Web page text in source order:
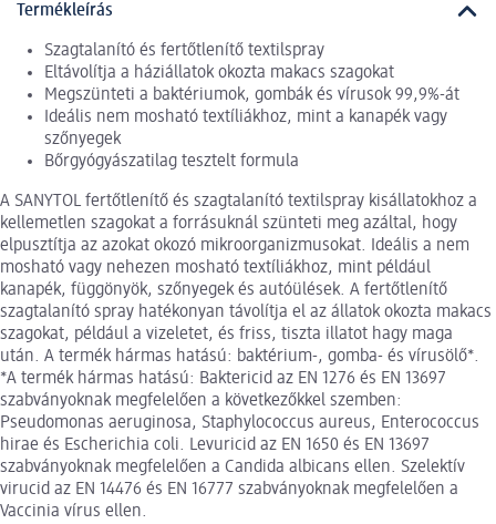
Termékleírás
Szagtalanító és fertőtlenítő textilspray
Eltávolítja a háziállatok okozta makacs szagokat
Megszünteti a baktériumok, gombák és vírusok 99,9%-át
Ideális nem mosható textíliákhoz, mint a kanapék vagy
szőnyegek
Bőrgyógyászatilag tesztelt formula
A SANYTOL fertőtlenítő és szagtalanító textilspray kisállatokhoz a
kellemetlen szagokat a forrásuknál szünteti meg azáltal, hogy
elpusztítja az azokat okozó mikroorganizmusokat. Ideális a nem
mosható vagy nehezen mosható textíliákhoz, mint például
kanapék, függönyök, szőnyegek és autóülések. A fertőtlenítő
szagtalanító spray hatékonyan távolítja el az állatok okozta makacs
szagokat, például a vizeletet, és friss, tiszta illatot hagy maga
után. A termék hármas hatású: baktérium-, gomba- és vírusölő*.
*A termék hármas hatású: Baktericid az EN 1276 és EN 13697
szabványoknak megfelelően a következőkkel szemben:
Pseudomonas aeruginosa, Staphylococcus aureus, Enterococcus
hirae és Escherichia coli. Levuricid az EN 1650 és EN 13697
szabványoknak megfelelően a Candida albicans ellen. Szelektív
virucid az EN 14476 és EN 16777 szabványoknak megfelelően a
Vaccinia vírus ellen.